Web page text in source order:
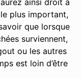
ainsi droit à
plus important,
que lorsque
surviennent,
ou les autres
est loin d’être